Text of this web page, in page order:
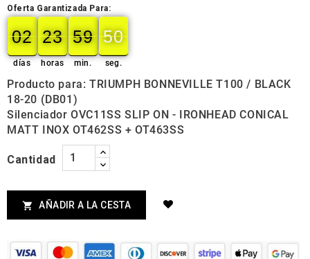
Oferta Garantizada Para:
02
02
00
días
23
23
00
horas
59
59
00
min.
50
49
50
seg.
Producto para: TRIUMPH BONNEVILLE T100 / BLACK
18-20 (DB01)
Silenciador OVC11SS SLIP ON - IRONHEAD CONICAL
MATT INOX OT462SS + OT463SS
Cantidad
 AÑADIR A LA CESTA